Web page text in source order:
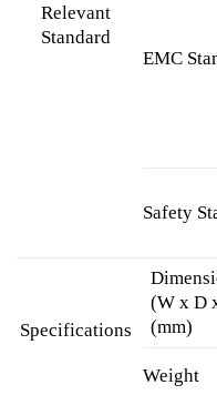
Relevant
Standard
EMC
Safety
Specifications
(W x D
(mm)
Weight